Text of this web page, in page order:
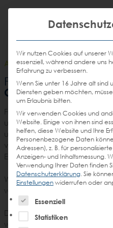
Promotions
AGENCY/16.06.2020
Früh-Shoppen
Corona – Die neue
Früh-Shoppen is back! Aus
und Düsseldorf entstand die
unseres Shopper Marketing
vorbei – wir müssen uns mit
Einkaufsrealität auseinander
Was haben die letzten
Der stationäre Handel hat
während der E-Commerce
Wir nutzen Cookies auf unserer
essenziell, während andere uns
Erfahrung zu verbessern.
Wenn Sie unter 16 Jahre alt sind
Diensten geben möchten,
um Erlaubnis bitten.
Wir verwenden Cookies und
Website. Einige von ihnen sind
helfen, diese Website und Ihre
Personenbezogene Daten
Adressen), z. B. für
Anzeigen- und Inhaltsmessung.
Verwendung Ihrer Daten finden
Datenschutzerklärung. Sie
Einstellungen widerrufen oder
Es folgt eine Liste der
Essenziell
Statistiken